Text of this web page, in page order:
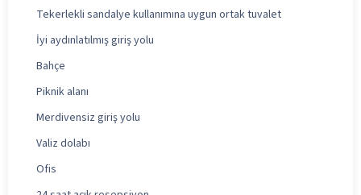
Tekerlekli sandalye kullanımına uygun ortak tuvalet
İyi aydınlatılmış giriş yolu
Bahçe
Piknik alanı
Merdivensiz giriş yolu
Valiz dolabı
Ofis